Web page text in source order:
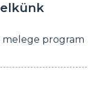
melege program